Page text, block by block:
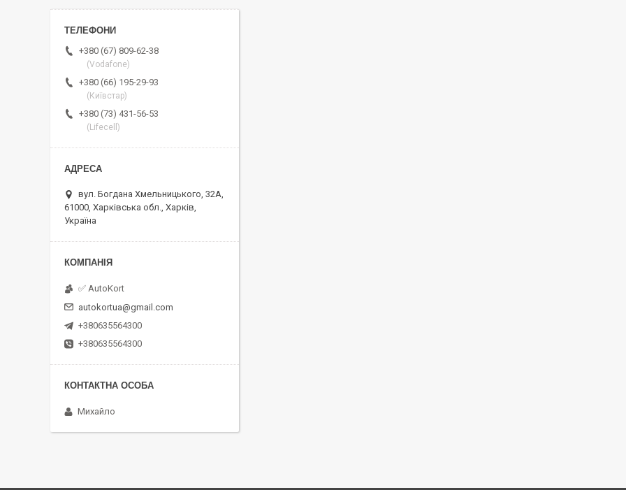
+380 (67) 809-62-38
(Vodafone)
+380 (66) 195-29-93
(Київстар)
+380 (73) 431-56-53
(Lifecell)
вул. Богдана Хмельницького, 32А,
61000, Харківська обл., Харків,
Україна
✅ AutoKort
autokortua@gmail.com
+380635564300
+380635564300
Михайло